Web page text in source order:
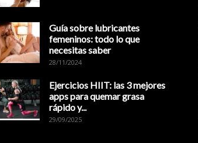
Guía sobre lubricantes
femeninos: todo lo que
necesitas saber
28/11/2024
Ejercicios HIIT: las 3 mejores
apps para quemar grasa
rápido y...
29/09/2025